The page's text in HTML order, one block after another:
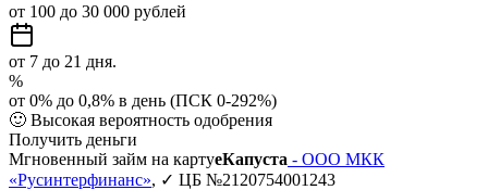
от 100 до 30 000 рублей
от 7 до 21 дня.
%
от 0% до 0,8% в день (ПСК 0-292%)
🙂 Высокая вероятность одобрения
Получить деньги
Мгновенный займ на картуеКапуста - ООО МКК
«Русинтерфинанс», ✓ ЦБ №2120754001243